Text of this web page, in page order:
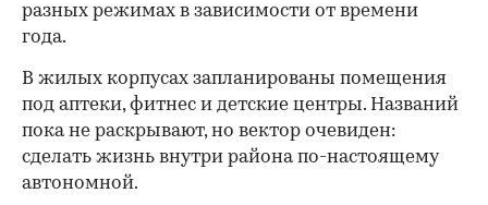
разных режимах в зависимости от времени
года.
В жилых корпусах запланированы помещения
под аптеки, фитнес и детские центры. Названий
пока не раскрывают, но вектор очевиден:
сделать жизнь внутри района по-настоящему
автономной.